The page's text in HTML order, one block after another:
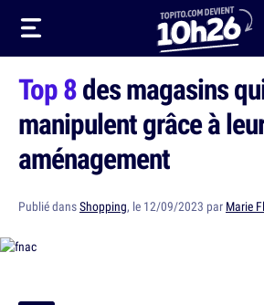
Top 8des magasins
manipulent grâce à
aménagement
Publié dansShopping, le 12/09/2023 par Marie